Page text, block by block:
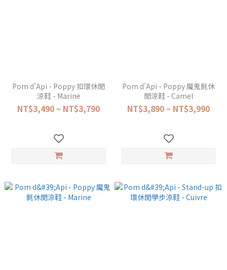
Pom d'Api - Poppy 扣環休閒
涼鞋 - Marine
NT$3,490 ~ NT$3,790
Pom d'Api - Poppy 魔鬼氈休
閒涼鞋 - Camel
NT$3,890 ~ NT$3,990